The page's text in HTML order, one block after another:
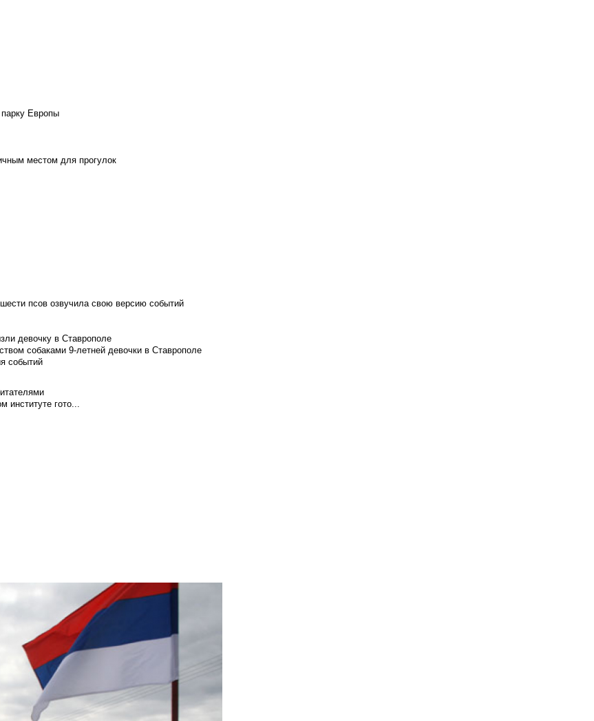
парку Европы
местом для прогулок
псов озвучила свою версию событий
девочку в Ставрополе
собаками 9-летней девочки в Ставрополе
событий
институте гото...